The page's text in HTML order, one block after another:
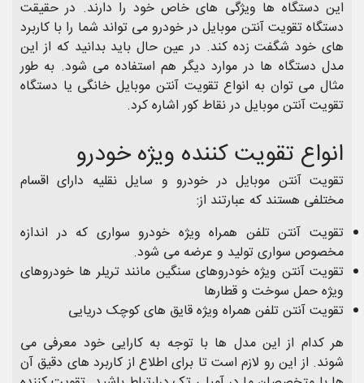
این دستگاه ها ویژگی های خاص خود را دارند. در حقیقت
دستگاه تقویت آنتن موبایل در خودرو می تواند شما را با کاربرد
های خود شگفت زده کند. در عین حال باید بدانید که از این
مدل دستگاه ها در موارد دیگر هم استفاده می شود. به طور
مثال می توان به انواع تقویت آنتن موبایل خانگی یا دستگاه
تقویت آنتن موبایل در نقاط کور اشاره کرد.
انواع تقویت کننده ویژه خودرو
تقویت آنتن موبایل در خودرو و سایل نقلیه دارای اقسام
مختلفی هستند که عبارتند از:
تقویت آنتن تلفن همراه ویژه خودرو سواری که در اندازه
مخصوص سواری تولید و عرضه می شود.
تقویت آنتن ویژه خودروهای سنگین مانند تریلر ها خودروهای
ویژه حمل سوخت و قطارها
تقویت آنتن تلفن همراه ویژه قایق های کوچک دریایی
هر کدام از این مدل ها با توجه به کارایی خود معرفی می
شوند. از این رو لازم است تا برای اطلاع از کاربرد های دقیق آن